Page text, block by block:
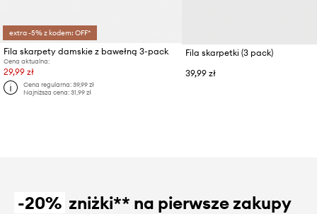
extra -5% z kodem: OFF*
Fila skarpety damskie z bawełną 3-pack
Cena aktualna:
29,99 zł
Cena regularna:39,99 zł
Najniższa cena:31,99 zł
Fila skarpetki (3 pack)
39,99 zł
-20% zniżki** na pierwsze zakupy